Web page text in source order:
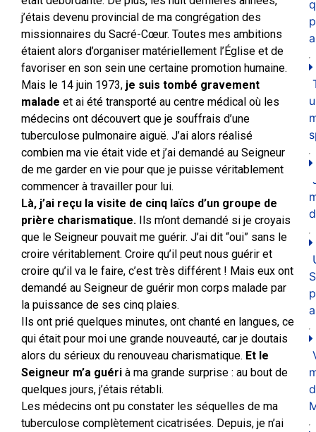
j’étais devenu provincial de ma congrégation des
missionnaires du Sacré-Cœur. Toutes mes ambitions
étaient alors d’organiser matériellement l’Église et de
favoriser en son sein une certaine promotion humaine.
Mais le 14 juin 1973, je suis tombé gravement
malade et ai été transporté au centre médical où les
médecins ont découvert que je souffrais d’une
tuberculose pulmonaire aiguë. J’ai alors réalisé
combien ma vie était vide et j’ai demandé au Seigneur
de me garder en vie pour que je puisse véritablement
commencer à travailler pour lui.
Là, j’ai reçu la visite de cinq laïcs d’un groupe de
prière charismatique. Ils m’ont demandé si je croyais
que le Seigneur pouvait me guérir. J’ai dit “oui” sans le
croire véritablement. Croire qu’il peut nous guérir et
croire qu’il va le faire, c’est très différent ! Mais eux ont
demandé au Seigneur de guérir mon corps malade par
la puissance de ses cinq plaies.
Ils ont prié quelques minutes, ont chanté en langues, ce
qui était pour moi une grande nouveauté, car je doutais
alors du sérieux du renouveau charismatique. Et le
Seigneur m’a guéri à ma grande surprise : au bout de
quelques jours, j’étais rétabli.
Les médecins ont pu constater les séquelles de ma
tuberculose complètement cicatrisées. Depuis, je n’ai